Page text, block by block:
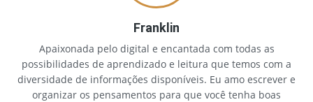
Franklin
Apaixonada pelo digital e encantada com todas as
possibilidades de aprendizado e leitura que temos com a
diversidade de informações disponíveis. Eu amo escrever e
organizar os pensamentos para que você tenha boas